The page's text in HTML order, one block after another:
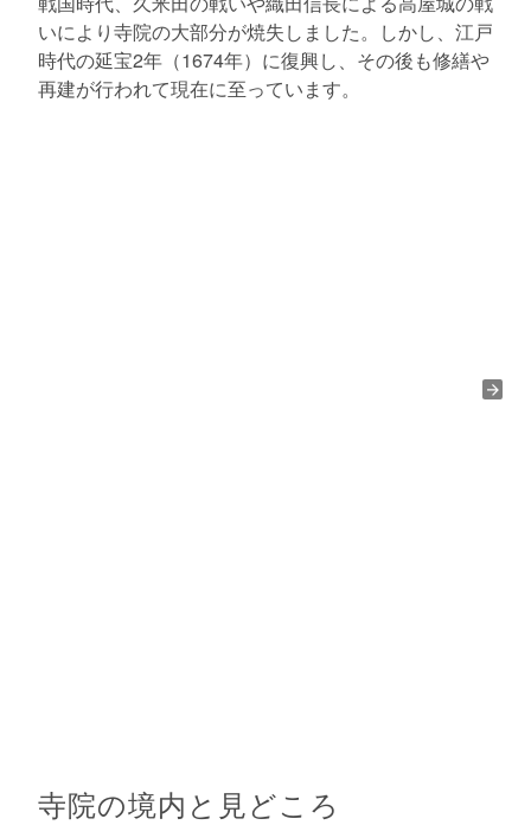
いにより寺院の大部分が焼失しました。しかし、江戸
時代の延宝2年（1674年）に復興し、その後も修繕や
再建が行われて現在に至っています。
寺院の境内と見どころ